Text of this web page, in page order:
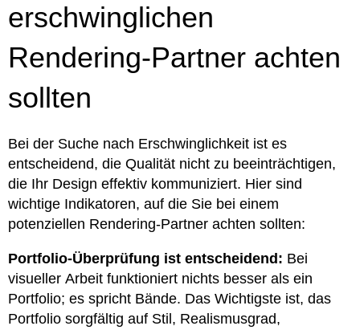
erschwinglichen
Rendering-Partner achten
sollten
Bei der Suche nach Erschwinglichkeit ist es
entscheidend, die Qualität nicht zu beeinträchtigen,
die Ihr Design effektiv kommuniziert. Hier sind
wichtige Indikatoren, auf die Sie bei einem
potenziellen Rendering-Partner achten sollten:
Portfolio-Überprüfung ist entscheidend: Bei
visueller Arbeit funktioniert nichts besser als ein
Portfolio; es spricht Bände. Das Wichtigste ist, das
Portfolio sorgfältig auf Stil, Realismusgrad,